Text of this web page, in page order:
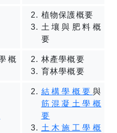
植物保護概要
土壤與肥料概
要
概
林產學概要
育林學概要
結構學概要 與
筋混凝土學概
要
土木施工學概